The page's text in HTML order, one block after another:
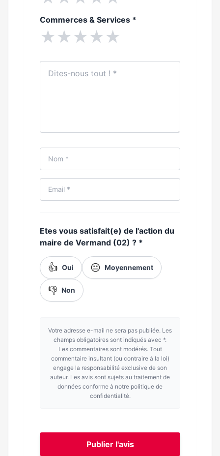
Commerces & Services *
★★★★★
Etes vous satisfait(e) de l'action du
maire de Vermand (02) ? *
👍 Oui 😐 Moyennement
👎 Non
Votre adresse e-mail ne sera pas publiée. Les
champs obligatoires sont indiqués avec *.
Les commentaires sont modérés. Tout
commentaire insultant (ou contraire à la loi)
engage la responsabilité exclusive de son
auteur. Les avis sont sujets au traitement de
données conforme à notre politique de
confidentialité.
Publier l'avis